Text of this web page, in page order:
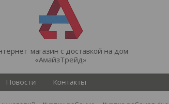
магазин с доставкой на дом
«АмайзТрейд»
Новости Контакты